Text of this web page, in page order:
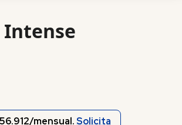
mensual.Solicita